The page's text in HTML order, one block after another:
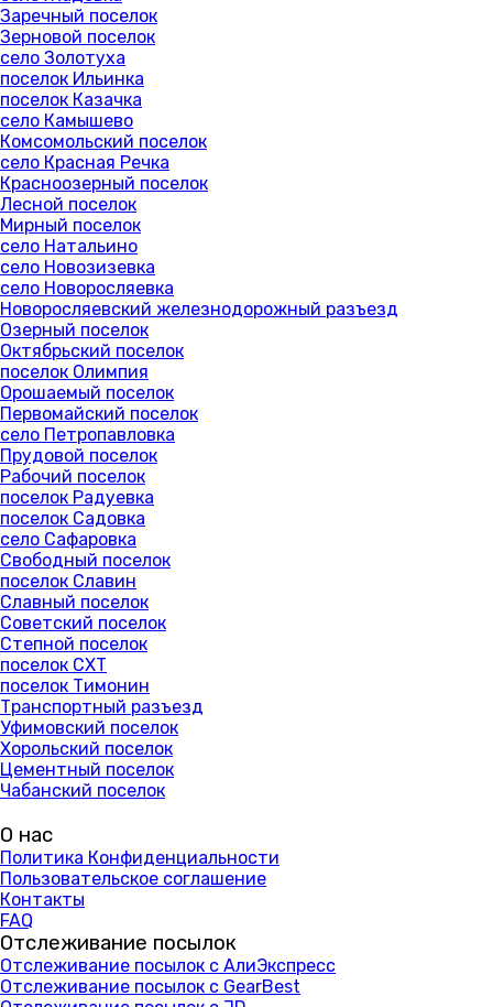
Заречный поселок
Зерновой поселок
село Золотуха
поселок Ильинка
поселок Казачка
село Камышево
Комсомольский поселок
село Красная Речка
Красноозерный поселок
Лесной поселок
Мирный поселок
село Натальино
село Новозизевка
село Новоросляевка
Новоросляевский железнодорожный разъезд
Озерный поселок
Октябрьский поселок
поселок Олимпия
Орошаемый поселок
Первомайский поселок
село Петропавловка
Прудовой поселок
Рабочий поселок
поселок Радуевка
поселок Садовка
село Сафаровка
Свободный поселок
поселок Славин
Славный поселок
Советский поселок
Степной поселок
поселок СХТ
поселок Тимонин
Транспортный разъезд
Уфимовский поселок
Хорольский поселок
Цементный поселок
Чабанский поселок
О нас
Политика Конфиденциальности
Пользовательское соглашение
Контакты
FAQ
Отслеживание посылок
Отслеживание посылок с АлиЭкспресс
Отслеживание посылок с GearBest